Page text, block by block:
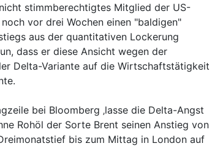
stimmberechtigtes Mitglied der US-
vor drei Wochen einen "baldigen"
aus der quantitativen Lockerung
dass er diese Ansicht wegen der
Delta-Variante auf die Wirtschaftstätigkeit
bei Bloomberg ‚lasse die Delta-Angst
Rohöl der Sorte Brent seinen Anstieg von
bis zum Mittag in London auf